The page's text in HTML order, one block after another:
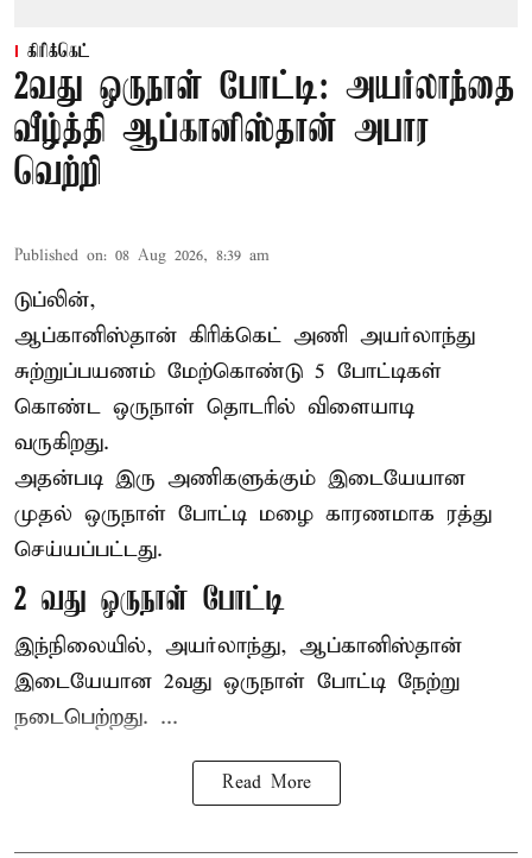
கிரிக்கெட்
2வது ஒருநாள் போட்டி: அயர்லாந்தை
வீழ்த்தி ஆப்கானிஸ்தான் அபார
வெற்றி
Published on: 08 Aug 2026, 8:39 am
டுப்லின்,
ஆப்கானிஸ்தான் கிரிக்கெட் அணி அயர்லாந்து
சுற்றுப்பயணம் மேற்கொண்டு 5 போட்டிகள்
கொண்ட ஒருநாள் தொடரில் விளையாடி
வருகிறது.
அதன்படி இரு அணிகளுக்கும் இடையேயான
முதல் ஒருநாள் போட்டி மழை காரணமாக ரத்து
செய்யப்பட்டது.
2 வது ஒருநாள் போட்டி
இந்நிலையில், அயர்லாந்து, ஆப்கானிஸ்தான்
இடையேயான 2வது ஒருநாள் போட்டி நேற்று
நடைபெற்றது. ...
Read More